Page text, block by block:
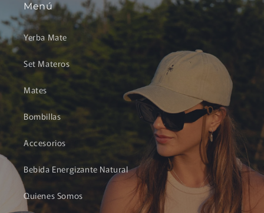
Menú
Yerba Mate
Set Materos
Mates
Bombillas
Accesorios
Bebida Energizante Natural
Quienes Somos